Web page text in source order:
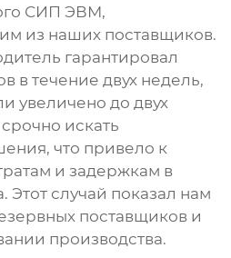
СИП ЭВМ,
из наших поставщиков.
гарантировал
в течение двух недель,
увеличено до двух
искать
что привело к
и задержкам в
Этот случай показал нам
поставщиков и
производства.